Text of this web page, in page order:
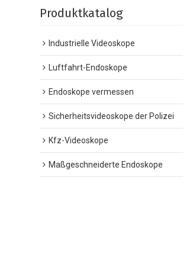
Produktkatalog
Industrielle Videoskope
Luftfahrt-Endoskope
Endoskope vermessen
Sicherheitsvideoskope der Polizei
Kfz-Videoskope
Maßgeschneiderte Endoskope